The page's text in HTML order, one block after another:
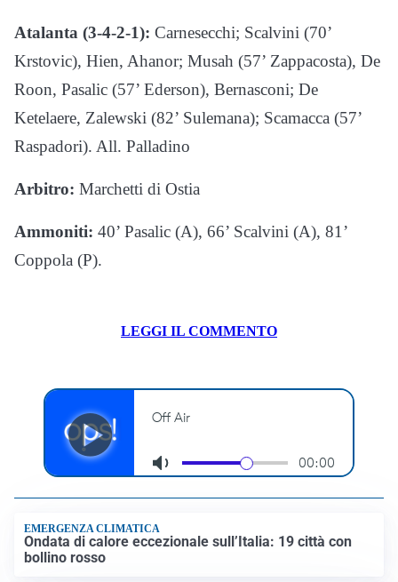
Atalanta (3-4-2-1): Carnesecchi; Scalvini (70’
Krstovic), Hien, Ahanor; Musah (57’ Zappacosta), De
Roon, Pasalic (57’ Ederson), Bernasconi; De
Ketelaere, Zalewski (82’ Sulemana); Scamacca (57’
Raspadori). All. Palladino
Arbitro: Marchetti di Ostia
Ammoniti: 40’ Pasalic (A), 66’ Scalvini (A), 81’
Coppola (P).
LEGGI IL COMMENTO
EMERGENZA CLIMATICA
Ondata di calore eccezionale sull’Italia: 19 città con
bollino rosso